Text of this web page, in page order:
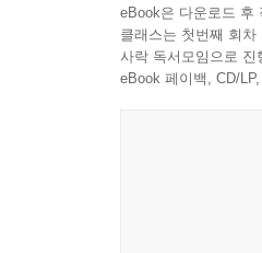
· 세상을 이해하는
· 물리학·화학·생
· 개념을 연결해 이
· 이해하면 쉬워지
eBook은 다운로드 후
클래스는 첫번째 회
사락 독서모임으로
eBook 페이백, CD/